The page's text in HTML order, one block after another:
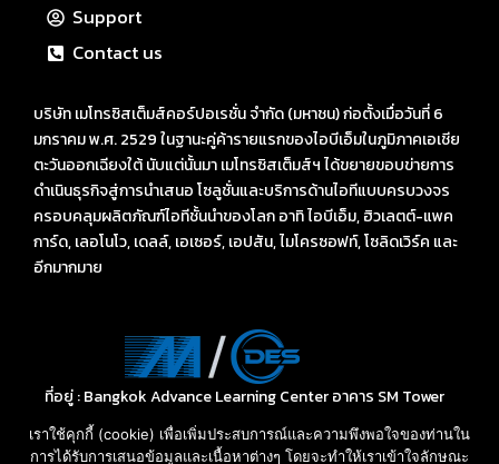
Support
Contact us
บริษัท เมโทรซิสเต็มส์คอร์ปอเรชั่น จำกัด (มหาชน) ก่อตั้งเมื่อวันที่ 6
มกราคม พ.ศ. 2529 ในฐานะคู่ค้ารายแรกของไอบีเอ็มในภูมิภาคเอเชีย
ตะวันออกเฉียงใต้ นับแต่นั้นมา เมโทรซิสเต็มส์ฯ ได้ขยายขอบข่ายการ
ดำเนินธุรกิจสู่การนำเสนอ โซลูชั่นและบริการด้านไอทีแบบครบวงจร
ครอบคลุมผลิตภัณฑ์ไอทีชั้นนำของโลก อาทิ ไอบีเอ็ม, ฮิวเลตต์-แพค
การ์ด, เลอโนโว, เดลล์, เอเซอร์, เอปสัน, ไมโครซอฟท์, โซลิดเวิร์ค และ
อีกมากมาย
ที่อยู่ : Bangkok Advance Learning Center อาคาร SM Tower
ชั้น 16 ถนนพหลโยธิน พญาไท กรุงเทพ ฯ 10400
Call: 02-089-4145
เราใช้คุกกี้ (cookie) เพื่อเพิ่มประสบการณ์และความพึงพอใจของท่านใน
การได้รับการเสนอข้อมูลและเนื้อหาต่างๆ โดยจะทำให้เราเข้าใจลักษณะ